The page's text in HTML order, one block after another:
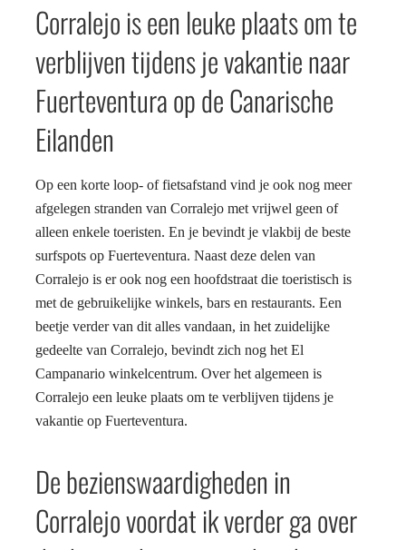
Corralejo is een leuke plaats om te
verblijven tijdens je vakantie naar
Fuerteventura op de Canarische
Eilanden
Op een korte loop- of fietsafstand vind je ook nog meer
afgelegen stranden van Corralejo met vrijwel geen of
alleen enkele toeristen. En je bevindt je vlakbij de beste
surfspots op Fuerteventura. Naast deze delen van
Corralejo is er ook nog een hoofdstraat die toeristisch is
met de gebruikelijke winkels, bars en restaurants. Een
beetje verder van dit alles vandaan, in het zuidelijke
gedeelte van Corralejo, bevindt zich nog het El
Campanario winkelcentrum. Over het algemeen is
Corralejo een leuke plaats om te verblijven tijdens je
vakantie op Fuerteventura.
De bezienswaardigheden in
Corralejo voordat ik verder ga over